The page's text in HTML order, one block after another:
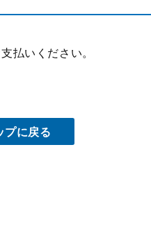
払いください。
プに戻る